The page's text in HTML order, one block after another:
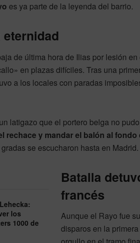
es ya parte de la leyenda del barrio.
eternidad
de última hora de Ilias por lesión
en plazas difíciles. Tras una
a los locales con paradas
latigazo que el portero belga no
rechace y mandar el balón al fondo
se escucharon hasta en Madrid.
los
1000 de
Batalla
francés
Aunque el Rayo fue
disparos en la